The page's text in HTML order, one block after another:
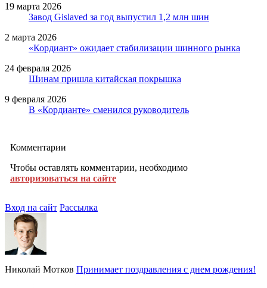
19 марта 2026
Завод Gislaved за год выпустил 1,2 млн шин
2 марта 2026
«Кордиант» ожидает стабилизации шинного рынка
24 февраля 2026
Шинам пришла китайская покрышка
9 февраля 2026
В «Кордианте» сменился руководитель
Комментарии
Чтобы оставлять комментарии, необходимо
авторизоваться на сайте
Вход на сайт Рассылка
Николай Мотков Принимает поздравления с днем рождения!